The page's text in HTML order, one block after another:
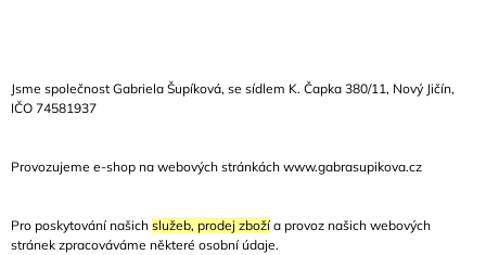
Jsme společnost Gabriela Šupíková, se sídlem K. Čapka 380/11, Nový Jičín,
IČO 74581937
Provozujeme e-shop na webových stránkách www.gabrasupikova.cz
Pro poskytování našich služeb, prodej zboží a provoz našich webových
stránek zpracováváme některé osobní údaje.
J
E
E
A